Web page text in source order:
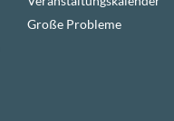
Große Probleme